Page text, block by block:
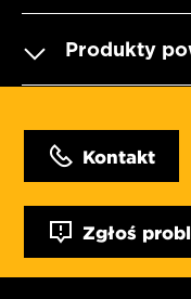
Produkty
Kontakt
Zgłoś